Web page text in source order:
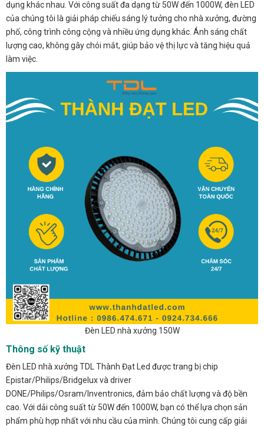
dụng khác nhau. Với công suất đa dạng từ 50W đến 1000W, đèn LED
của chúng tôi là giải pháp chiếu sáng lý tưởng cho nhà xưởng, đường
phố, công trình công cộng và nhiều ứng dụng khác. Ánh sáng chất
lượng cao, không gây chói mắt, giúp bảo vệ thị lực và tăng hiệu quả
làm việc.
Đèn LED nhà xưởng 150W
Thông số kỹ thuật
Đèn LED nhà xưởng TDL Thành Đạt Led được trang bị chip
Epistar/Philips/Bridgelux và driver
DONE/Philips/Osram/Inventronics, đảm bảo chất lượng và độ bền
cao. Với dải công suất từ 50W đến 1000W, bạn có thể lựa chọn sản
phẩm phù hợp nhất với nhu cầu của mình. Chúng tôi cung cấp giải